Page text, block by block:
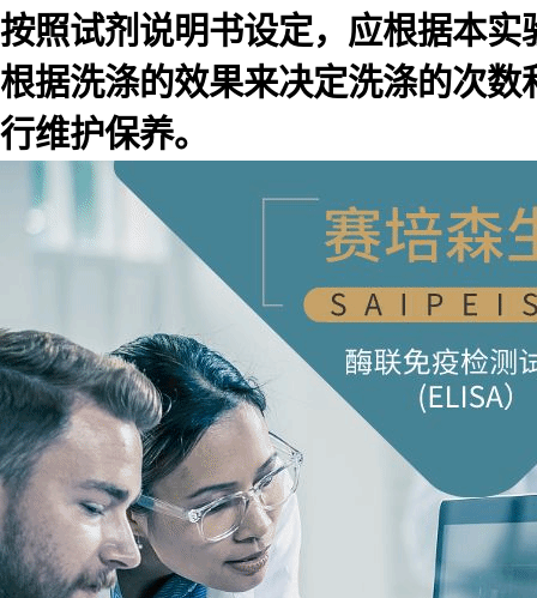
按照试剂说明书设定，应根据本
根据洗涤的效果来决定洗涤的次
行维护保养。